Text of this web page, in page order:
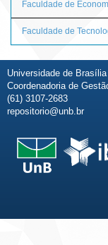
Faculdade de
Faculdade de
Universidade de
Coordenadoria de
(61) 3107-2683
repositorio@unb.br